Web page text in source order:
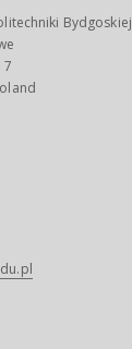
Bydgoskiej
7